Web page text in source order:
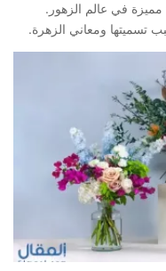
في عالم الزهور.
تسميتها ومعاني الزهرة.